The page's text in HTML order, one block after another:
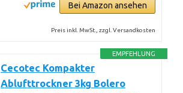
Bei Amazon ansehen
Preis inkl. MwSt., zzgl. Versandkosten
EMPFEHLUNG
Cecotec Kompakter
Ablufttrockner 3kg Bolero